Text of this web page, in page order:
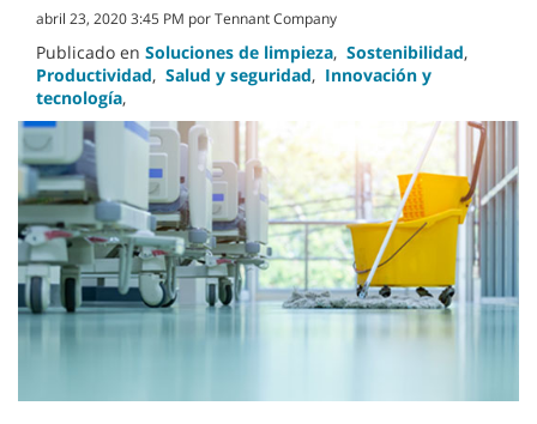
abril 23, 2020 3:45 PM por Tennant Company
Publicado en Soluciones de limpieza, Sostenibilidad,
Productividad, Salud y seguridad, Innovación y
tecnología,